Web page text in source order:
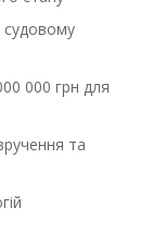
судовому
000 грн для
та